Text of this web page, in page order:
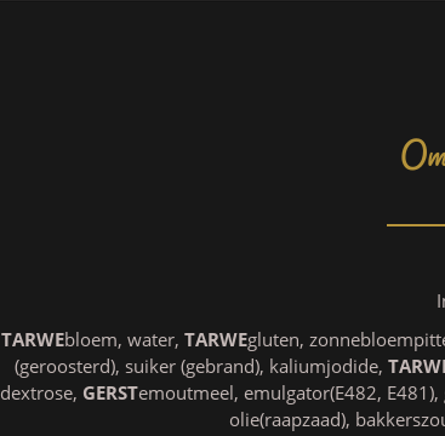
TARWEbloem, water, TARWEgluten,
(geroosterd), suiker (gebrand), kaliumjodide,
dextrose, GERSTemoutmeel, emulgator(E482,
olie(raapzaad),